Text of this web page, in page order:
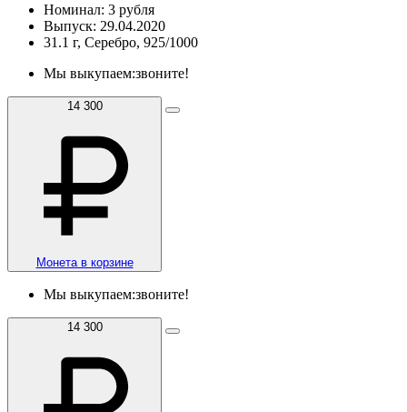
Номинал: 3 рубля
Выпуск: 29.04.2020
31.1 г, Серебро, 925/1000
Мы выкупаем:звоните!
14 300
Монета в корзине
Мы выкупаем:звоните!
14 300